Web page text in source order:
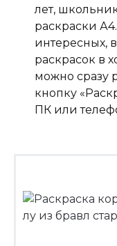
лет,
раскраски
интересных,
раскрасок в
можно сразу
кнопку
ПК или